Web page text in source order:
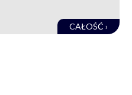
CAŁOŚĆ ›